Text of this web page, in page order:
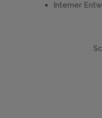
Interner